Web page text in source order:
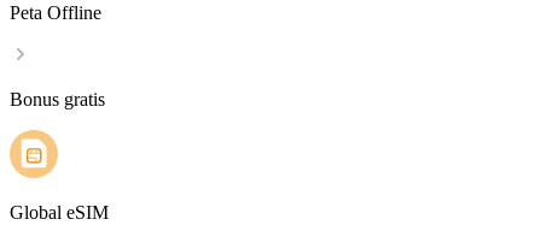
Peta Offline
Bonus gratis
Global eSIM